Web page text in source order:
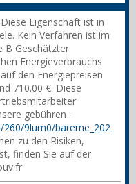
Eigenschaft ist in
Kein Verfahren ist im
B Geschätzter
Energieverbrauchs
den Energiepreisen
710.00 €. Diese
gebühren :
9lum0/bareme_202
zu den Risiken,
finden Sie auf der